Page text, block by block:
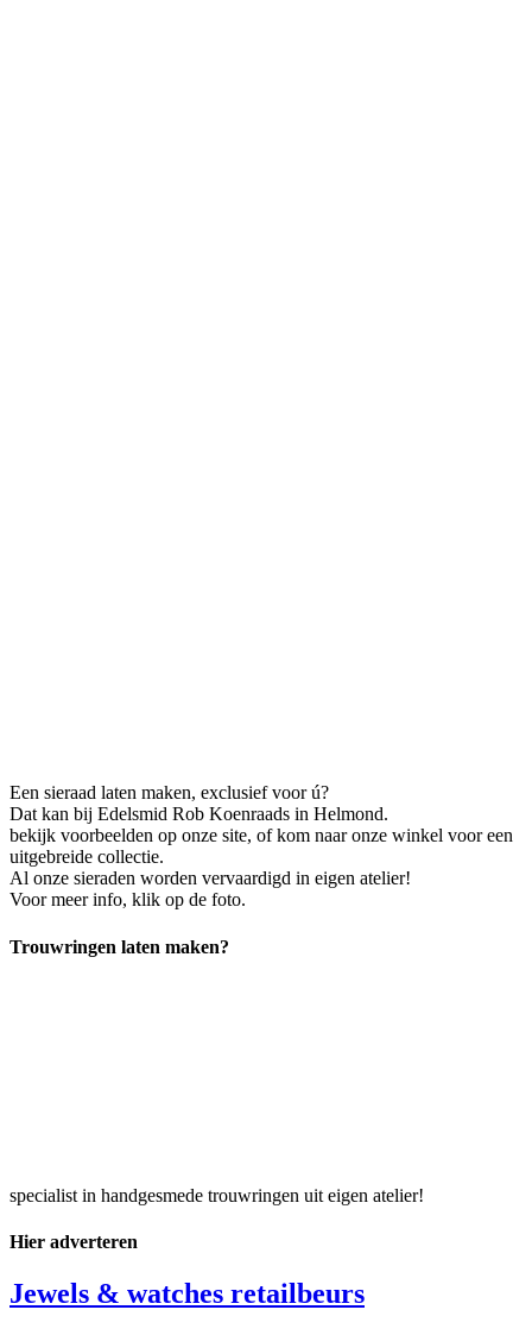
Een sieraad laten maken, exclusief voor ú?
Dat kan bij Edelsmid Rob Koenraads in Helmond.
bekijk voorbeelden op onze site, of kom naar onze winkel voor een
uitgebreide collectie.
Al onze sieraden worden vervaardigd in eigen atelier!
Voor meer info, klik op de foto.
Trouwringen laten maken?
specialist in handgesmede trouwringen uit eigen atelier!
Hier adverteren
Jewels & watches retailbeurs